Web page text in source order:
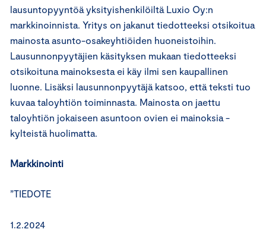
lausuntopyyntöä yksityishenkilöiltä Luxio Oy:n
markkinoinnista. Yritys on jakanut tiedotteeksi otsikoitua
mainosta asunto-osakeyhtiöiden huoneistoihin.
Lausunnonpyytäjien käsityksen mukaan tiedotteeksi
otsikoituna mainoksesta ei käy ilmi sen kaupallinen
luonne. Lisäksi lausunnonpyytäjä katsoo, että teksti tuo
kuvaa taloyhtiön toiminnasta. Mainosta on jaettu
taloyhtiön jokaiseen asuntoon ovien ei mainoksia -
kylteistä huolimatta.
Markkinointi
”TIEDOTE
1.2.2024